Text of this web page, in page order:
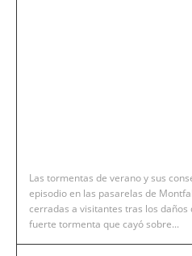
Las tormentas de verano y sus
episodio en las pasarelas de
cerradas a visitantes tras los daños
fuerte tormenta que cayó sobre...